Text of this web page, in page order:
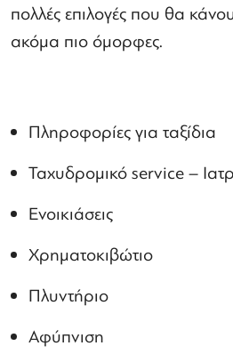
πολλές επιλογές που θα
ακόμα πιο όμορφες.
Πληροφορίες για ταξίδια
Ταχυδρομικό service –
Ενοικιάσεις
Χρηματοκιβώτιο
Πλυντήριο
Αφύπνιση